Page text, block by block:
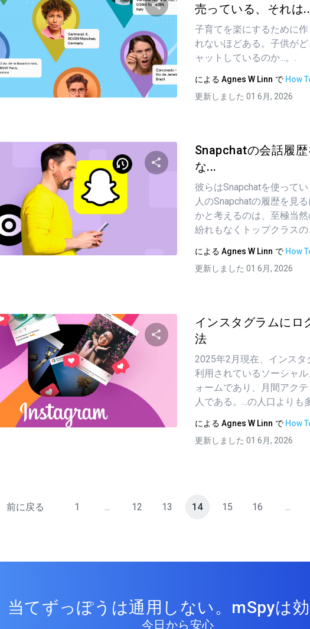
この記事を共有する
ツイッター フェイスブック リンクをコピーする
売っている、それは
子育てを楽にするために
れないほどある。子供が
ャットしているのか...。.
による Agnes W Linn で How
更新しました 01 6月, 2026
この記事を共有する
Snapchatの会話履
な...
彼らはSnapchatを使って
人のSnapchatの履歴を見
かと考えるのは、至極当
紛れもなくトップクラスの
による Agnes W Linn で How
更新しました 01 6月, 2026
この記事を共有する
ツイッター
インスタグラムにロ
法
2025年2月現在、インス
利用されているソーシャ
ォームであり、月間アク
人である。...の人口よりも
による Agnes W Linn で How
更新しました 01 6月, 2026
前に戻る 1 ... 12 13 14 15 16 ...
当てずっぽうは通用しない。mSpyは
今日から安心